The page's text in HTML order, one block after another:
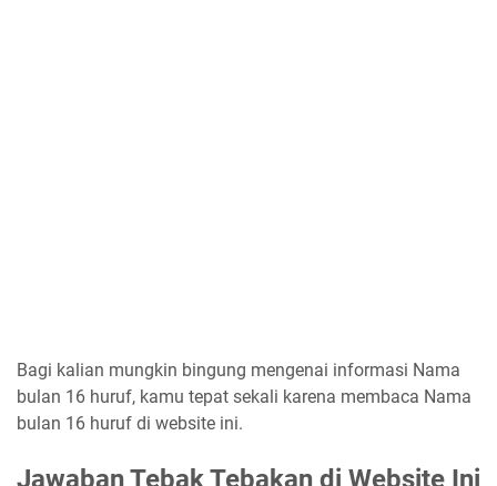
Bagi kalian mungkin bingung mengenai informasi Nama
bulan 16 huruf, kamu tepat sekali karena membaca Nama
bulan 16 huruf di website ini.
Jawaban Tebak Tebakan di Website Ini